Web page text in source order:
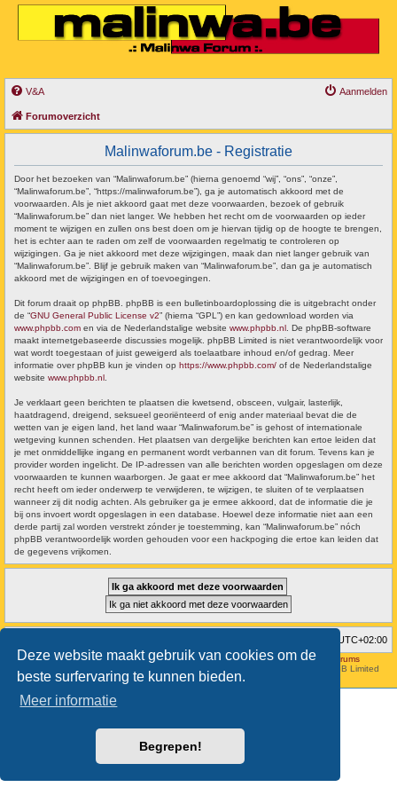
Deze website maakt gebruik van cookies om de
beste surfervaring te kunnen bieden.
Meer informatie
Begrepen!
V&A Aanmelden
Forumoverzicht
Malinwaforum.be - Registratie
Door het bezoeken van “Malinwaforum.be” (hierna genoemd “wij”, “ons”, “onze”,
“Malinwaforum.be”, “https://malinwaforum.be”), ga je automatisch akkoord met de
voorwaarden. Als je niet akkoord gaat met deze voorwaarden, bezoek of gebruik
“Malinwaforum.be” dan niet langer. We hebben het recht om de voorwaarden op ieder
moment te wijzigen en zullen ons best doen om je hiervan tijdig op de hoogte te brengen,
het is echter aan te raden om zelf de voorwaarden regelmatig te controleren op
wijzigingen. Ga je niet akkoord met deze wijzigingen, maak dan niet langer gebruik van
“Malinwaforum.be”. Blijf je gebruik maken van “Malinwaforum.be”, dan ga je automatisch
akkoord met de wijzigingen en of toevoegingen.
Dit forum draait op phpBB. phpBB is een bulletinboardoplossing die is uitgebracht onder
de “GNU General Public License v2” (hierna “GPL”) en kan gedownload worden via
www.phpbb.com en via de Nederlandstalige website www.phpbb.nl . De phpBB-software
maakt internetgebaseerde discussies mogelijk. phpBB Limited is niet verantwoordelijk voor
wat wordt toegestaan of juist geweigerd als toelaatbare inhoud en/of gedrag. Meer
informatie over phpBB kun je vinden op https://www.phpbb.com/ of de Nederlandstalige
website www.phpbb.nl
Je verklaart geen berichten te plaatsen die kwetsend, obsceen, vulgair, lasterlijk,
haatdragend, dreigend, seksueel georiënteerd of enig ander materiaal bevat die de
wetten van je eigen land, het land waar “Malinwaforum.be” is gehost of internationale
wetgeving kunnen schenden. Het plaatsen van dergelijke berichten kan ertoe leiden dat
je met onmiddellijke ingang en permanent wordt verbannen van dit forum. Tevens kan je
provider worden ingelicht. De IP-adressen van alle berichten worden opgeslagen om deze
voorwaarden te kunnen waarborgen. Je gaat er mee akkoord dat “Malinwaforum.be” het
recht heeft om ieder onderwerp te verwijderen, te wijzigen, te sluiten of te verplaatsen
wanneer zij dit nodig achten. Als gebruiker ga je ermee akkoord, dat de informatie die je
bij ons invoert wordt opgeslagen in een database. Hoewel deze informatie niet aan een
derde partij zal worden verstrekt zónder je toestemming, kan “Malinwaforum.be” nóch
phpBB verantwoordelijk worden gehouden voor een hackpoging die ertoe kan leiden dat
de gegevens vrijkomen.
UTC+02:00
Hosted byAviation24.be - Latest News & Breaking Stories - Discussion Forums
® Forum Software © phpBB Limited
Nederlandse vertaling doorphpBB.nl